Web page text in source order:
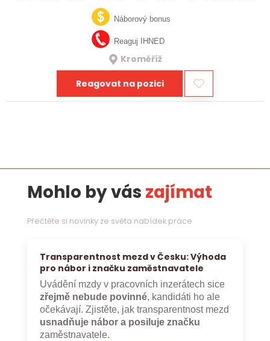
projektech? Nebo jste šikovný elektrikář či elektromontér, který
už nechce být jen „řadový…Náborový bonus
Reaguj IHNED
Kroměříž
Reagovat na pozici
Mohlo by vás zajímat
Přečtěte si novinky ze světa nabídek práce
Transparentnost mezd v Česku: Výhoda
pro nábor i značku zaměstnavatele
Uvádění mzdy v pracovních inzerátech sice
zřejmě nebude povinné, kandidáti ho ale
očekávají. Zjistěte, jak transparentnost mezd
usnadňuje nábor a posiluje značku
zaměstnavatele.